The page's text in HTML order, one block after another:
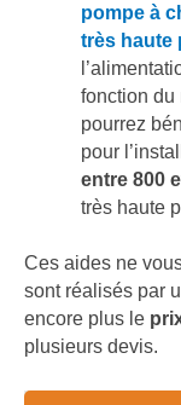
pompe à
très haute
fonction du
pourrez
pour
entre 800
très haute
Ces aides ne
sont réalisés par
encore plus le
plusieurs devis.